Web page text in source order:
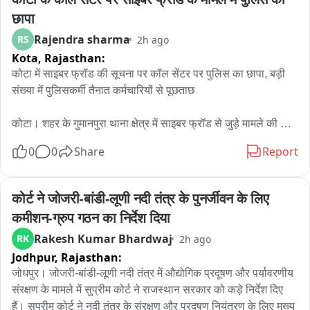
छापा
RS Rajendra sharma 2h ago
Kota, Rajasthan:
कोटा में साइबर फ्रॉड की सूचना पर कॉल सेंटर पर पुलिस का छापा, बड़ी
संख्या में पुलिसकर्मी तैनात कर्मचारियों से पूछताछ
कोटा। शहर के गुमानपुरा थाना क्षेत्र में साइबर फ्रॉड से जुड़े मामले की
छापा मारा। शुक्रवार रात करीब 9 बजे हुई इस कार्रवाई के दौरान बड़ी संख्या
जानकारी के अनुसार, साइबर फ्रॉड से जुड़े मामले की जांच के तहत पुलिस
टीम ने कॉल सेंटर में मौजूद कर्मचारियों से पूछताछ शुरू की। पुलिस
अधिकारियों ने कॉल सेंटर में संचालित गतिविधियों और कर्मचारियों की
भूमिका से संबंधित जानकारी जुटाई।
बताया जा रहा है कि यह कॉल सेंटर शॉपिंग सेंटर क्षेत्र में संचालित हो रहा
था। इसके अलावा शहर में इसके दो अन्य स्थानों पर भी ब्रांच ऑफिस
0 0 Share Report
कोर्ट ने जोजरी-बांडी-लूणी नदी तंत्र के पुनर्जीवन के लिए
कमीशन-ग्रुप गठन का निर्देश दिया
RK Rakesh Kumar Bhardwaj 2h ago
Jodhpur, Rajasthan:
जोधपुर। जोजरी-बांडी-लूणी नदी तंत्र में औद्योगिक प्रदूषण और पर्यावरणीय
संरक्षण के मामले में सुप्रीम कोर्ट ने राजस्थान सरकार को कड़े निर्देश दिए
हैं। सुप्रीम कोर्ट ने नदी तंत्र के संरक्षण और प्रदूषण नियंत्रण के लिए मुख्य